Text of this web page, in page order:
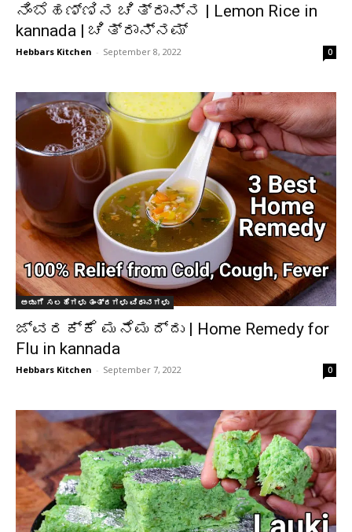
ನಿಂಬೆಹಣ್ಣಿನ ಚಿತ್ರಾನ್ನ | Lemon Rice in
kannada | ಚಿತ್ರಾನ್ನಮ್
Hebbars Kitchen - September 8, 2022 0
ಅಡುಗೆ ಸಲಹೆಗಳು ತಂತ್ರಗಳು ವಿಧಾನಗಳು
ಜ್ವರಕ್ಕೆ ಮನೆಮದ್ದು | Home Remedy for
Flu in kannada
Hebbars Kitchen - September 7, 2022 0